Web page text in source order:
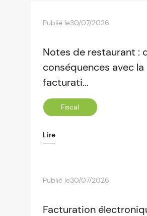
Publié le30/07/2026
Notes de restaurant :
conséquences avec la
facturati...
Fiscal
Lire
Publié le30/07/2026
Facturation